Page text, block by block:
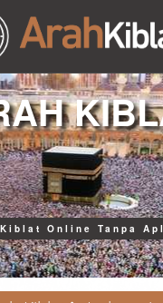
Online Tanpa